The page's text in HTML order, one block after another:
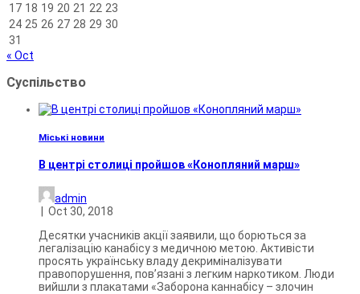
17 18 19 20 21 22 23
24 25 26 27 28 29 30
31
« Oct
Суспільство
Міські новини
В центрі столиці пройшов «Конопляний марш»
admin
Oct 30, 2018
Десятки учасників акції заявили, що борються за
легалізацію канабісу з медичною метою. Активісти
просять українську владу декриміналізувати
правопорушення, пов’язані з легким наркотиком. Люди
вийшли з плакатами «Заборона каннабісу – злочин